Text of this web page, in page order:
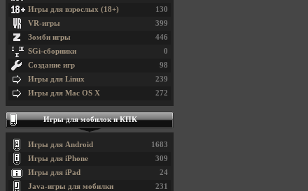
130
Игры для взрослых (18+)
399
VR-игры
446
Зомби игры
0
SGi-сборники
98
Создание игр
239
Игры для Linux
272
Игры для Mac OS X
Игры для мобилок и КПК
1683
Игры для Android
309
Игры для iPhone
24
Игры для iPad
231
Java-игры для мобилки